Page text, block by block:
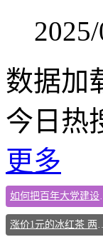
数据加
今日热
更多
如何把
涨价1元的冰